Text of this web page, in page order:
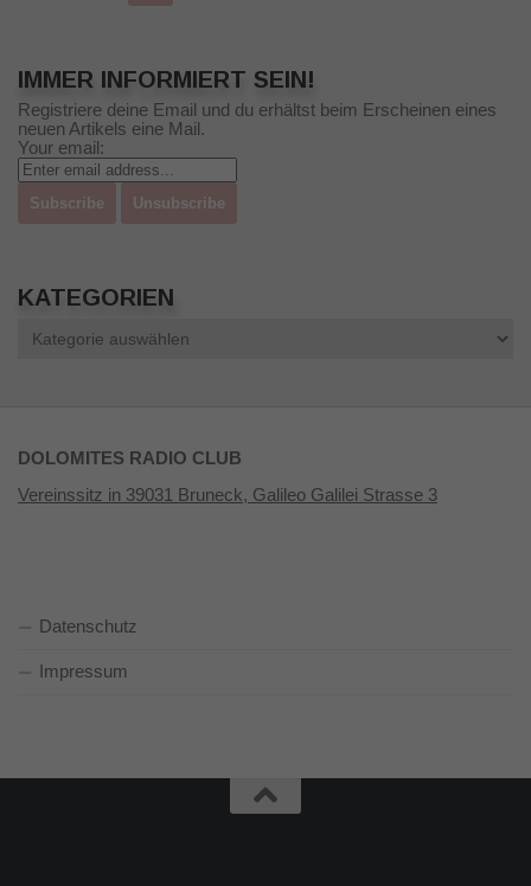
IMMER INFORMIERT SEIN!
Registriere deine Email und du erhältst beim Erscheinen eines
neuen Artikels eine Mail.
Your email:
KATEGORIEN
DOLOMITES RADIO CLUB
Vereinssitz in 39031 Bruneck, Galileo Galilei Strasse 3
Datenschutz
Impressum